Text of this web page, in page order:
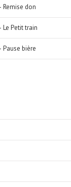
don
Petit train
bière